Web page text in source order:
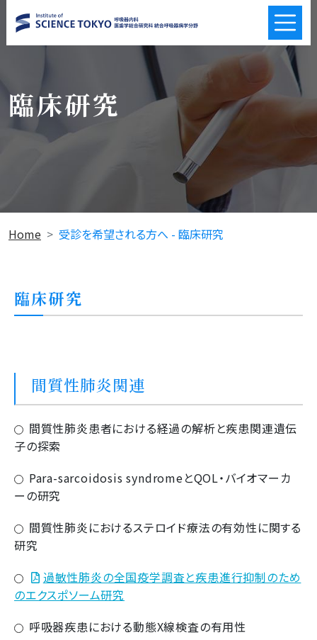
臨床研究
Home 受診を希望される方へ - 臨床研究
臨床研究
間質性肺炎関連
間質性肺炎患者における経過の解析と疾患関連遺伝
子の探索
Para-sarcoidosis syndromeとQOL・バイオマーカ
ーの研究
間質性肺炎におけるステロイド療法の有効性に関する
研究
過敏性肺炎の全国疫学調査と疾患進行抑制のため
のエクスポソーム研究
呼吸器疾患における動態X線検査の有用性